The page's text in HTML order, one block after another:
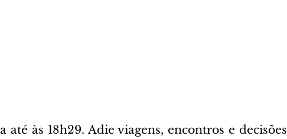
até às 18h29. Adie viagens, encontros e decisões